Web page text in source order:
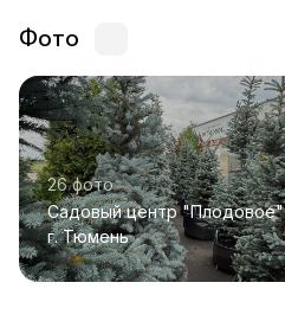
Фото
26 фото
Садовый центр "Плодовое"
г. Тюмень